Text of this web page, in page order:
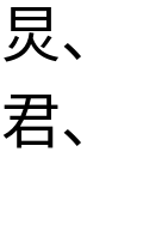
、
、